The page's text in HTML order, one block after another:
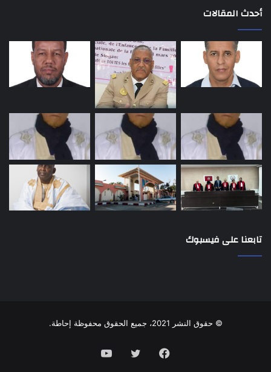
أحدث المقالات
تابعنا على فيسبوك
© حقوق النشر 2021، جميع الحقوق محفوظة إحاطة.
فيسبوك تويتر يوتيوب